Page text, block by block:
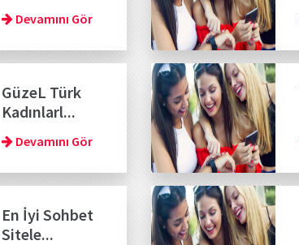
Devamını Gör
GüzeL Türk
Kadınlarl...
Devamını Gör
En İyi Sohbet
Sitele...